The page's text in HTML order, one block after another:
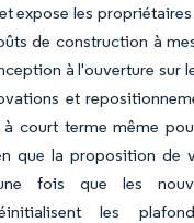
expose les
de construction à
à l'ouverture sur
et
court terme même
que la proposition de
fois que les
les